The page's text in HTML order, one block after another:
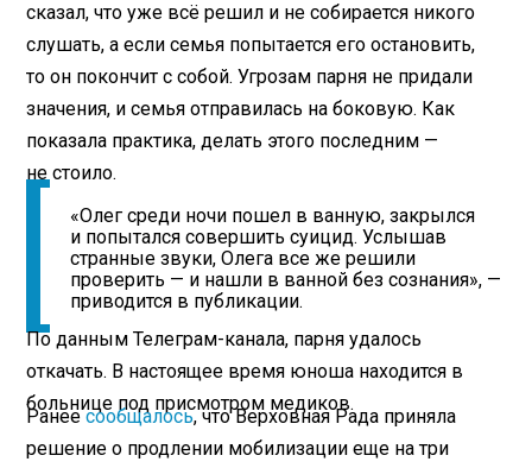
сказал, что уже всё решил и не собирается никого
слушать, а если семья попытается его остановить,
то он покончит с собой. Угрозам парня не придали
значения, и семья отправилась на боковую. Как
показала практика, делать этого последним —
не стоило.
«Олег среди ночи пошел в ванную, закрылся
и попытался совершить суицид. Услышав
странные звуки, Олега все же решили
проверить — и нашли в ванной без сознания», —
приводится в публикации.
По данным Телеграм-канала, парня удалось
откачать. В настоящее время юноша находится в
больнице под присмотром медиков.
Ранеесообщалось, что Верховная Рада приняла
решение о продлении мобилизации еще на три